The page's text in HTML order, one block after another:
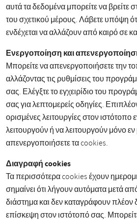
αυτά τα δεδομένα μπορείτε να
του σχετικού μέρους. Λάβετε υπόψη
ενδέχεται να αλλάζουν από καιρό σε
Ενεργοποίηση και
Μπορείτε να απενεργοποιήσετε την
αλλάζοντας τις ρυθμίσεις του
σας. Ελέγξτε το εγχειρίδιο του
σας για λεπτομερείς οδηγίες.
ορισμένες λειτουργίες στον ιστότοπο
λειτουργούν ή να λειτουργούν μόνο εν
απενεργοποιήσετε τα cookies.
Διαγραφή cookies
Τα περισσότερα cookies έχουν
σημαίνει ότι λήγουν αυτόματα μετά
διάστημα και δεν καταγράφουν
επίσκεψη στον ιστότοπό σας.